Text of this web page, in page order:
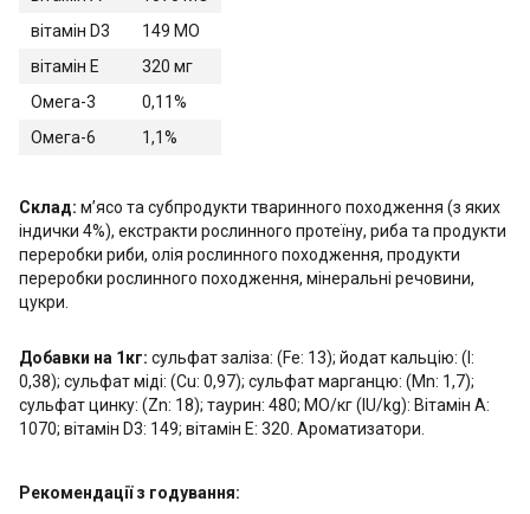
вітамін D3
149 МО
вітамін E
320 мг
Омега-3
0,11%
Омега-6
1,1%
Склад: м’ясо та субпродукти тваринного походження (з яких
індички 4%), екстракти рослинного протеїну, риба та продукти
переробки риби, олія рослинного походження, продукти
переробки рослинного походження, мінеральні речовини,
цукри.
Добавки на 1кг: сульфат заліза: (Fe: 13); йодат кальцію: (I:
0,38); сульфат міді: (Cu: 0,97); сульфат марганцю: (Mn: 1,7);
сульфат цинку: (Zn: 18); таурин: 480; МО/кг (IU/kg): Вітамін А:
1070; вітамін D3: 149; вітамін Е: 320. Ароматизатори.
Рекомендації з годування: